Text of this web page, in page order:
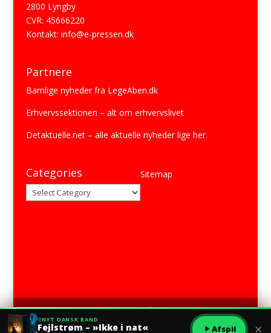
2800 Lyngby
CVR: 45666220
Kontakt: info@e-pressen.dk
Partnere
Barnlige nyheder fra LegeAben.dk
Erhvervssektionen – alt om erhvervslivet
Detaktuelle.net– alle aktuelle nyheder lige her.
Categories
Categories
Sitemap
NYT DANSK BAND
Fejlstrøm – »Ikke i nat« Afspil ×